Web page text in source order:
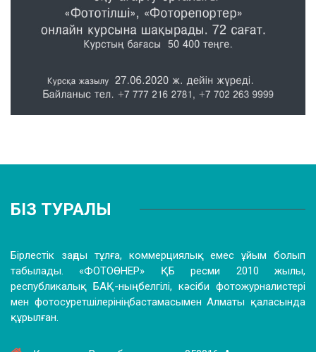
БІЗ ТУРАЛЫ
Бірлестік заңды тұлға, коммерциялық емес ұйым болып
табылады. «ФОТОӨНЕР» ҚБ ресми 2010 жылы,
республикалық БАҚ-ның белгілі, кәсіби фотожурналистері
мен фотосуретшілерінің бастамасымен Алматы қаласында
құрылған.